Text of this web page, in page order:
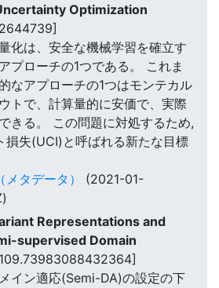
Optimization
化は、安全な機械学習を確立す
プローチの1つである。 これま
なアプローチの1つはモンテカル
トで、計算量的に安価で、実際
きる。 この問題に対処するため,
損失(UCI)と呼ばれる新たな目標
タデータ）
(2021-01-
Representations and
supervised Domain
イン適応(Semi-DA)の設定の下